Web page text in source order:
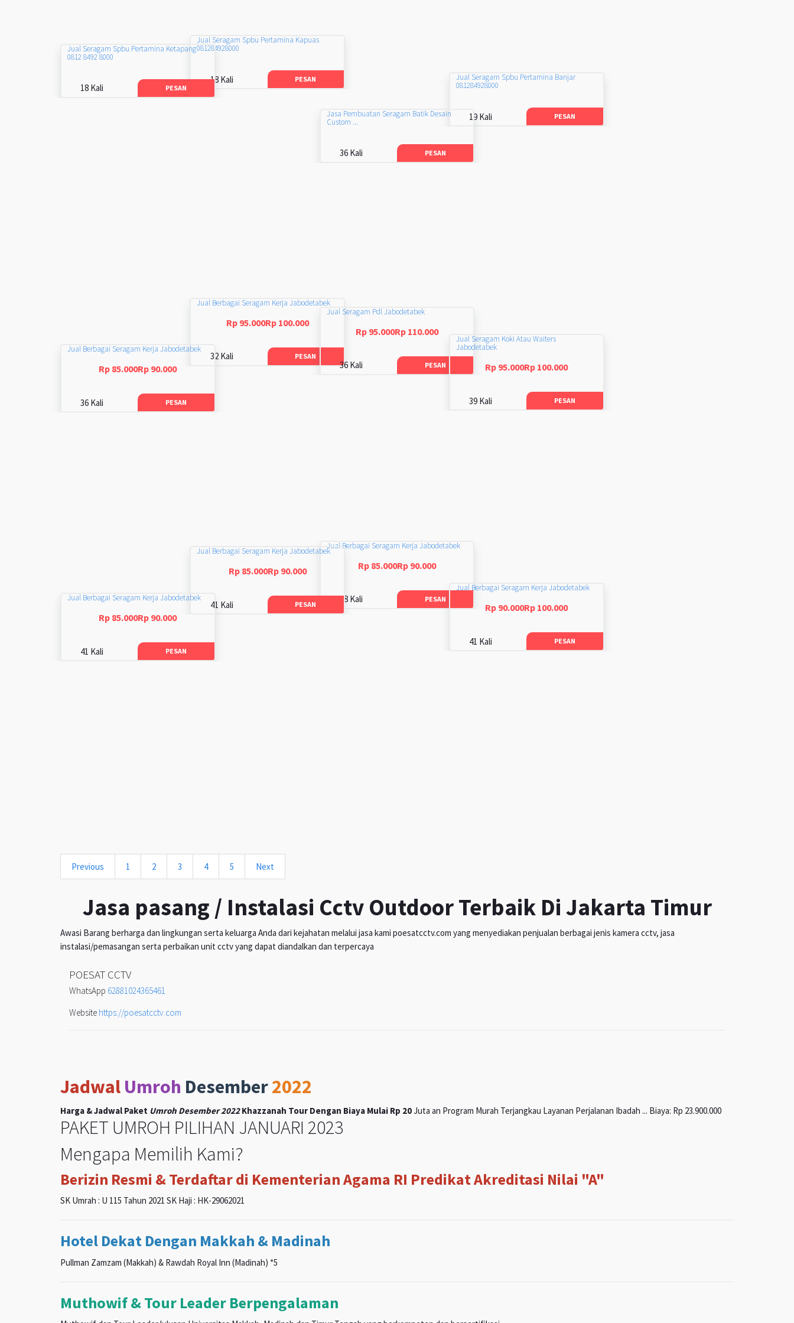
Jual Seragam Spbu Pertamina Kapuas
081284928000
18 Kali PESAN
Jual Seragam Spbu Pertamina Ketapang
0812 8492 8000
18 Kali PESAN
Jual Seragam Spbu Pertamina Banjar
081284928000
19 Kali PESAN
Jasa Pembuatan Seragam Batik Desain
Custom ...
36 Kali PESAN
Jual Berbagai Seragam Kerja Jabodetabek
Rp 95.000Rp 100.000
32 Kali PESAN
Jual Seragam Pdl Jabodetabek
Rp 95.000Rp 110.000
36 Kali PESAN
Jual Seragam Koki Atau Waiters
Jabodetabek
Rp 95.000Rp 100.000
39 Kali PESAN
Jual Berbagai Seragam Kerja Jabodetabek
Rp 85.000Rp 90.000
36 Kali PESAN
Jual Berbagai Seragam Kerja Jabodetabek
Rp 85.000Rp 90.000
48 Kali PESAN
Jual Berbagai Seragam Kerja Jabodetabek
Rp 85.000Rp 90.000
41 Kali PESAN
Jual Berbagai Seragam Kerja Jabodetabek
Rp 90.000Rp 100.000
41 Kali PESAN
Jual Berbagai Seragam Kerja Jabodetabek
Rp 85.000Rp 90.000
41 Kali PESAN
Previous 1 2 3 4 5 Next
Jasa pasang / Instalasi Cctv Outdoor Terbaik Di Jakarta Timur
Awasi Barang berharga dan lingkungan serta keluarga Anda dari kejahatan melalui jasa kami poesatcctv.com yang menyediakan penjualan berbagai jenis kamera cctv, jasa
instalasi/pemasangan serta perbaikan unit cctv yang dapat diandalkan dan terpercaya
POESAT CCTV
WhatsApp 62881024365461
Website https://poesatcctv.com
Jadwal Umroh Desember2022
Harga & Jadwal Paket Umroh Desember 2022Khazzanah Tour Dengan Biaya Mulai Rp 20Juta an Program Murah Terjangkau Layanan Perjalanan Ibadah ... Biaya: Rp 23.900.000
PAKET UMROH PILIHAN JANUARI 2023
Mengapa Memilih Kami?
Berizin Resmi & Terdaftar di Kementerian Agama RI Predikat Akreditasi Nilai "A"
SK Umrah : U 115 Tahun 2021 SK Haji : HK-29062021
Hotel Dekat Dengan Makkah & Madinah
Pullman Zamzam (Makkah) & Rawdah Royal Inn (Madinah) *5
Muthowif & Tour Leader Berpengalaman